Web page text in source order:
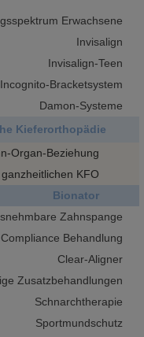
Erwachsene
Invisalign
Invisalign-Teen
Incognito-Bracketsystem
Damon-Systeme
Kieferorthopädie
Organ-Beziehung
KFO
Bionator
Zahnspange
Behandlung
Clear-Aligner
Zusatzbehandlungen
Schnarchtherapie
Sportmundschutz